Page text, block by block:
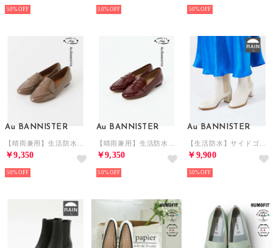
50% 50% 50%
Au BANNISTER
￥9,350
50%
Au BANNISTER
￥9,350
50%
Au BANNISTER
￥9,900
50%